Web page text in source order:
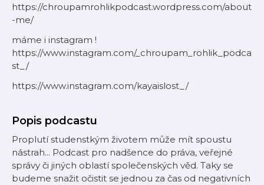
https://chroupamrohlikpodcast.wordpress.com/about
-me/
máme i instagram !
https://www.instagram.com/_chroupam_rohlik_podca
st_/
https://www.instagram.com/kayaislost_/
Popis podcastu
Proplutí studenstkým životem může mít spoustu
nástrah... Podcast pro nadšence do práva, veřejné
správy či jiných oblastí společenských věd. Taky se
budeme snažit očistit se jednou za čas od negativních